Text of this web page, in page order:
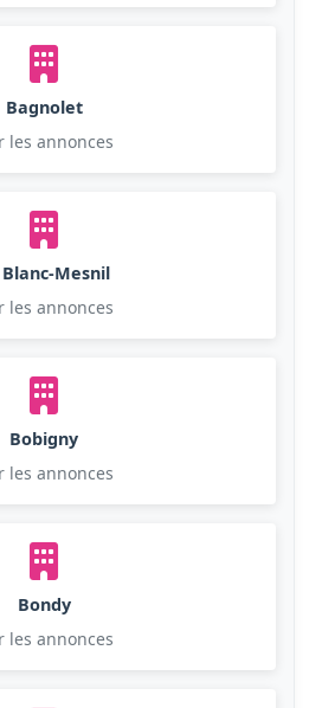
Bagnolet
les annonces
Blanc-Mesnil
les annonces
Bobigny
les annonces
Bondy
les annonces